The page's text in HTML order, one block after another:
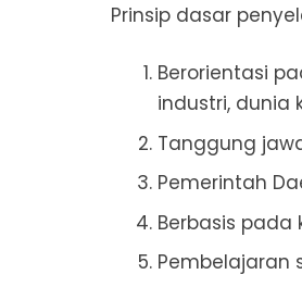
Prinsip dasar
Berorientasi
industri, dunia
Tanggung
Pemerintah
Berbasis pada
Pembelajaran